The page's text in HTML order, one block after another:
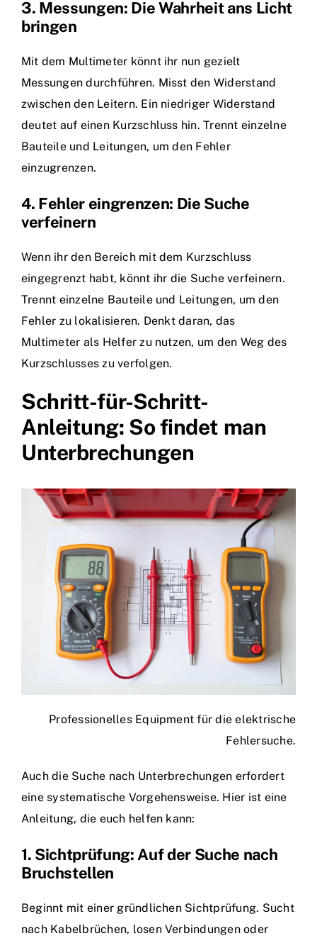
3. Messungen: Die Wahrheit ans Licht
bringen
Mit dem Multimeter könnt ihr nun gezielt
Messungen durchführen. Misst den Widerstand
zwischen den Leitern. Ein niedriger Widerstand
deutet auf einen Kurzschluss hin. Trennt einzelne
Bauteile und Leitungen, um den Fehler
einzugrenzen.
4. Fehler eingrenzen: Die Suche
verfeinern
Wenn ihr den Bereich mit dem Kurzschluss
eingegrenzt habt, könnt ihr die Suche verfeinern.
Trennt einzelne Bauteile und Leitungen, um den
Fehler zu lokalisieren. Denkt daran, das
Multimeter als Helfer zu nutzen, um den Weg des
Kurzschlusses zu verfolgen.
Schritt-für-Schritt-
Anleitung: So findet man
Unterbrechungen
Professionelles Equipment für die elektrische
Fehlersuche.
Auch die Suche nach Unterbrechungen erfordert
eine systematische Vorgehensweise. Hier ist eine
Anleitung, die euch helfen kann:
1. Sichtprüfung: Auf der Suche nach
Bruchstellen
Beginnt mit einer gründlichen Sichtprüfung. Sucht
nach Kabelbrüchen, losen Verbindungen oder